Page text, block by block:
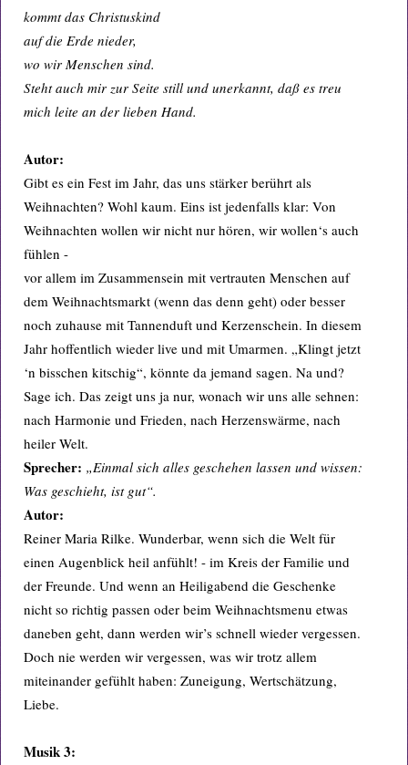
kommt das Christuskind
auf die Erde nieder,
wo wir Menschen sind.
Steht auch mir zur Seite still und unerkannt, daß es treu
mich leite an der lieben Hand.
Autor:
Gibt es ein Fest im Jahr, das uns stärker berührt als
Weihnachten? Wohl kaum. Eins ist jedenfalls klar: Von
Weihnachten wollen wir nicht nur hören, wir wollen‘s auch
fühlen -
vor allem im Zusammensein mit vertrauten Menschen auf
dem Weihnachtsmarkt (wenn das denn geht) oder besser
noch zuhause mit Tannenduft und Kerzenschein. In diesem
Jahr hoffentlich wieder live und mit Umarmen. „Klingt jetzt
‘n bisschen kitschig“, könnte da jemand sagen. Na und?
Sage ich. Das zeigt uns ja nur, wonach wir uns alle sehnen:
nach Harmonie und Frieden, nach Herzenswärme, nach
heiler Welt.
Sprecher: „Einmal sich alles geschehen lassen und wissen:
Was geschieht, ist gut“.
Autor:
Reiner Maria Rilke. Wunderbar, wenn sich die Welt für
einen Augenblick heil anfühlt! - im Kreis der Familie und
der Freunde. Und wenn an Heiligabend die Geschenke
nicht so richtig passen oder beim Weihnachtsmenu etwas
daneben geht, dann werden wir’s schnell wieder vergessen.
Doch nie werden wir vergessen, was wir trotz allem
miteinander gefühlt haben: Zuneigung, Wertschätzung,
Liebe.
Musik 3: